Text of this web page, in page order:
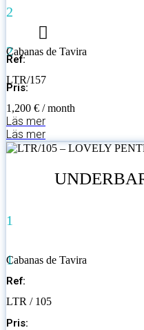
2
2
Cabanas de Tavira
Ref:
LTR/157
Pris:
1,200 € / month
Läs mer
Läs mer
1
1
Cabanas de Tavira
Ref:
LTR / 105
Pris: